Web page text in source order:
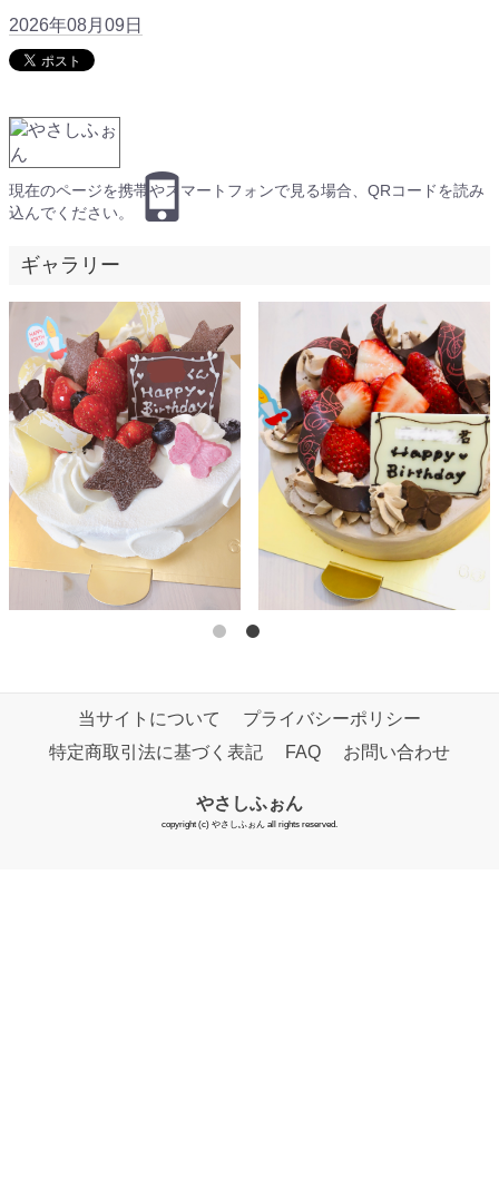
2026年08月09日
現在のページを携帯やスマートフォンで見る場合、QRコードを読み
込んでください。
ギャラリー
当サイトについて
プライバシーポリシー
特定商取引法に基づく表記
FAQ お問い合わせ
やさしふぉん
copyright (c) やさしふぉん all rights reserved.